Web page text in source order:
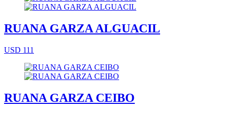
RUANA GARZA ALGUACIL
USD 111
RUANA GARZA CEIBO